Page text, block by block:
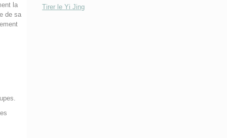
la
de sa
Tirer le Yi Jing